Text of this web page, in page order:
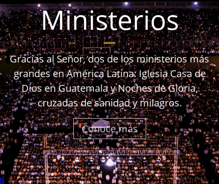
Ministerios
Gracias al Señor, dos de los ministerios más
grandes en América Latina: Iglesia Casa de
Dios en Guatemala y Noches de Gloria,
cruzadas de sanidad y milagros.
Conoce más